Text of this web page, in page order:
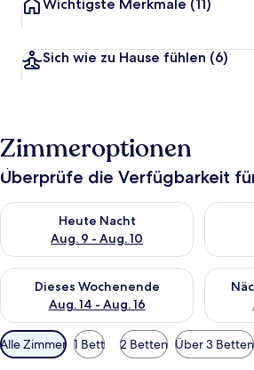
Wichtigste Merkmale (11)
Sich wie zu Hause fühlen (6)
Zimmeroptionen
Überprüfe die Verfügbarkeit
Heute Nacht
Aug. 9 - Aug. 10
Überprüfe die Verfügbarkeit für heute
Dieses Wochenende
Aug. 14 - Aug. 16
Überprüfe die Verfügbarkeit für dieses
Verfügbare
Filter
Alle Zimmer 1 Bett 2 Betten Über 3 Betten